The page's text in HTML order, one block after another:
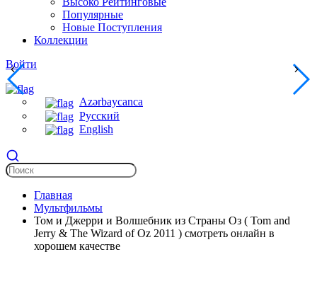
Популярные
Новые Поступления
Коллекции
Войти
Azərbaycanca
Русский
English
Главная
Мультфильмы
Том и Джерри и Волшебник из Страны Оз ( Tom and
Jerry & The Wizard of Oz 2011 ) смотреть онлайн в
хорошем качестве